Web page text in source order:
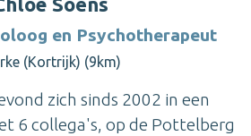
en Psychotherapeut
(Kortrijk) (9km)
zich sinds 2002 in een
6 collega's, op de Pottelberg